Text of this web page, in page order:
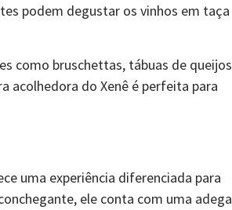
podem degustar os vinhos em taça
como bruschettas, tábuas de queijos
acolhedora do Xenê é perfeita para
uma experiência diferenciada para
ele conta com uma adega